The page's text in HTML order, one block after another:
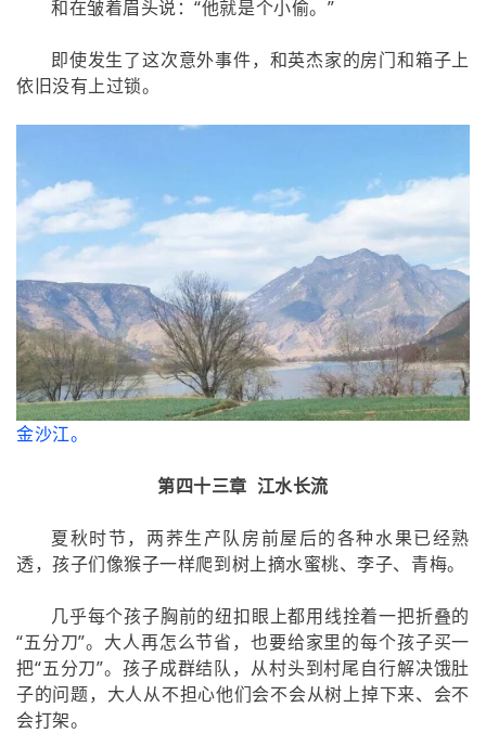
和在皱着眉头说：“他就是个小偷。”
即使发生了这次意外事件，和英杰家的房门和箱子上
依旧没有上过锁。
金沙江。
第四十三章 江水长流
夏秋时节，两荞生产队房前屋后的各种水果已经熟
透，孩子们像猴子一样爬到树上摘水蜜桃、李子、青梅。
几乎每个孩子胸前的纽扣眼上都用线拴着一把折叠的
“五分刀”。大人再怎么节省，也要给家里的每个孩子买一
把“五分刀”。孩子成群结队，从村头到村尾自行解决饿肚
子的问题，大人从不担心他们会不会从树上掉下来、会不
会打架。